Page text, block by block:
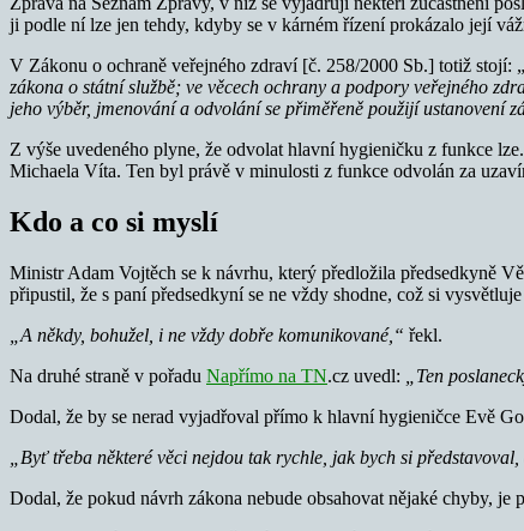
ji podle ní lze jen tehdy, kdyby se v kárném řízení prokázalo její
V Zákonu o ochraně veřejného zdraví [č. 258/2000 Sb.] totiž stojí: „
zákona o státní službě; ve věcech ochrany a podpory veřejného
jeho výběr, jmenování a odvolání se přiměřeně použijí ustanovení
Z výše uvedeného plyne, že odvolat hlavní hygieničku z funkce
Michaela Víta. Ten byl právě v minulosti z funkce odvolán za
Kdo a co si myslí
Ministr Adam Vojtěch se k návrhu, který předložila předsedkyně
připustil, že s paní předsedkyní se ne vždy shodne, což si
„A někdy, bohužel, i ne vždy dobře komunikované,“ řekl.
Na druhé straně v pořadu Napřímo na TN.cz uvedl:
„Ten
Dodal, že by se nerad vyjadřoval přímo k hlavní hygieničce Evě
„Byť třeba některé věci nejdou tak rychle, jak bych si představoval,
Dodal, že pokud návrh zákona nebude obsahovat nějaké chyby, je